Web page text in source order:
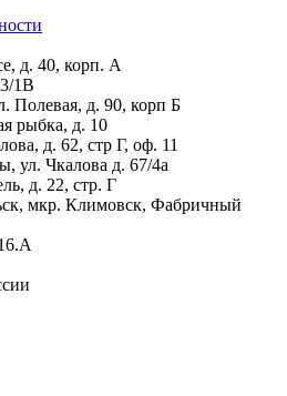
д. 40, корп. А
1В
Полевая, д. 90, корп Б
рыбка, д. 10
д. 62, стр Г, оф. 11
ул. Чкалова д. 67/4а
д. 22, стр. Г
мкр. Климовск, Фабричный